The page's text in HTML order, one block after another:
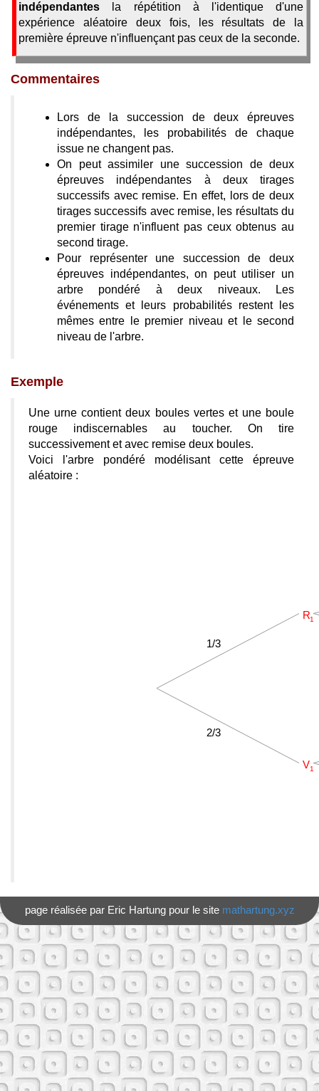
indépendantes la répétition à l'identique d'une
expérience aléatoire deux fois, les résultats de la
première épreuve n'influençant pas ceux de la seconde.
Commentaires
Lors de la succession de deux épreuves
indépendantes, les probabilités de chaque
issue ne changent pas.
On peut assimiler une succession de deux
épreuves indépendantes à deux tirages
successifs avec remise. En effet, lors de deux
tirages successifs avec remise, les résultats du
premier tirage n'influent pas ceux obtenus au
second tirage.
Pour représenter une succession de deux
épreuves indépendantes, on peut utiliser un
arbre pondéré à deux niveaux. Les
événements et leurs probabilités restent les
mêmes entre le premier niveau et le second
niveau de l'arbre.
Exemple
Une urne contient deux boules vertes et une boule
rouge indiscernables au toucher. On tire
successivement et avec remise deux boules.
Voici l'arbre pondéré modélisant cette épreuve
aléatoire :
page réalisée par Eric Hartung pour le site mathartung.xyz